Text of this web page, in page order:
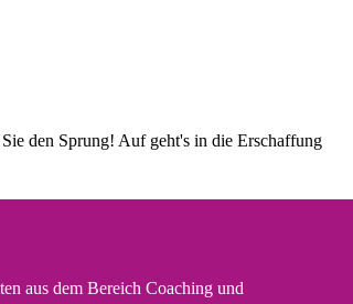
den Sprung! Auf geht's in die Erschaffung
aus dem Bereich Coaching und